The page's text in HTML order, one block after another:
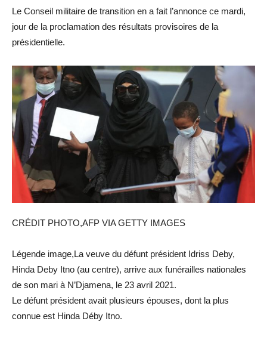
Le Conseil militaire de transition en a fait l’annonce ce mardi,
jour de la proclamation des résultats provisoires de la
présidentielle.
CRÉDIT PHOTO,AFP VIA GETTY IMAGES
Légende image,La veuve du défunt président Idriss Deby,
Hinda Deby Itno (au centre), arrive aux funérailles nationales
de son mari à N’Djamena, le 23 avril 2021.
Le défunt président avait plusieurs épouses, dont la plus
connue est Hinda Déby Itno.